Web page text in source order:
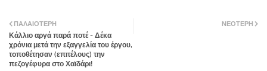
ΝΕΌΤΕΡΗ
ΠΑΛΑΙΌΤΕΡΗ
Κάλλιο αργά παρά ποτέ - Δέκα
χρόνια μετά την εξαγγελία του έργου,
τοποθέτησαν (επιτέλους) την
πεζογέφυρα στο Χαϊδάρι!